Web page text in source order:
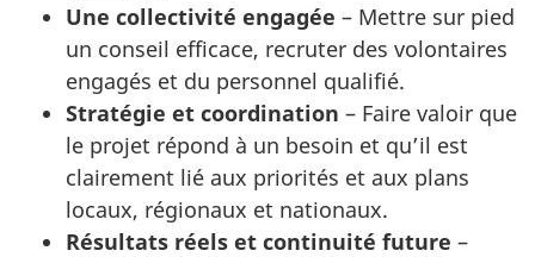
Une collectivité engagée – Mettre sur pied
un conseil efficace, recruter des volontaires
engagés et du personnel qualifié.
Stratégie et coordination – Faire valoir que
le projet répond à un besoin et qu’il est
clairement lié aux priorités et aux plans
locaux, régionaux et nationaux.
Résultats réels et continuité future –